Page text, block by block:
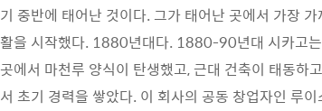
기 중반에 태어난 것이다. 그가 태어난 곳에서 가장
활을 시작했다. 1880년대다. 1880-90년대 시카고
곳에서 마천루 양식이 탄생했고, 근대 건축이 태동하
서 초기 경력을 쌓았다. 이 회사의 공동 창업자인 루